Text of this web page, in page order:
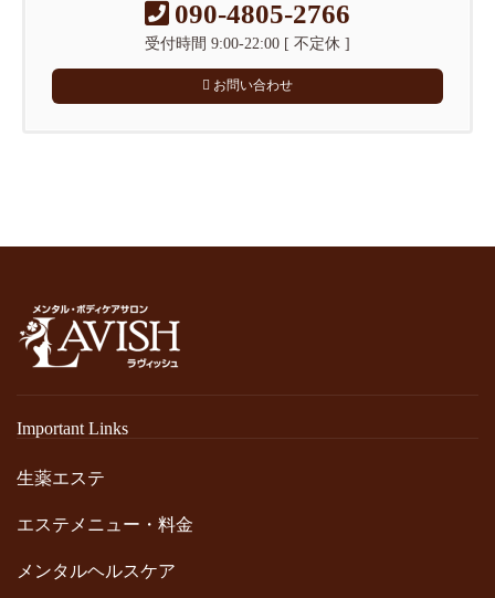
090-4805-2766
受付時間 9:00-22:00 [ 不定休 ]
お問い合わせ
Important Links
生薬エステ
エステメニュー・料金
メンタルヘルスケア